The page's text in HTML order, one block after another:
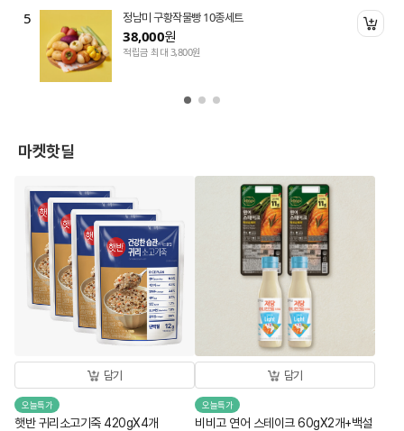
담기
5 정남미 구황작물빵 10종세트
38,000원
적립금 최대 3,800원
마켓핫딜
담기
오늘특가
햇반 귀리소고기죽 420gX4개
담기
오늘특가
비비고 연어 스테이크 60gX2개+백설